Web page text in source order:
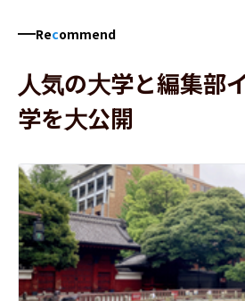
Recommend
人気の大学と編集部
学を大公開